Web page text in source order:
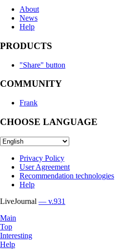
About
News
Help
PRODUCTS
"Share" button
COMMUNITY
Frank
CHOOSE LANGUAGE
Privacy Policy
User Agreement
Recommendation technologies
Help
LiveJournal — v.931
Main
Top
Interesting
Help